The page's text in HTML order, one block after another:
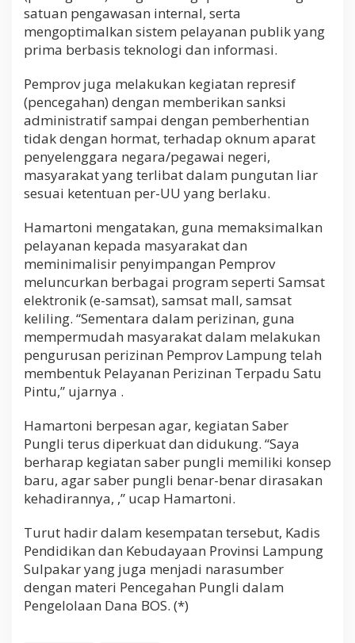
satuan pengawasan internal, serta
mengoptimalkan sistem pelayanan publik yang
prima berbasis teknologi dan informasi.
Pemprov juga melakukan kegiatan represif
(pencegahan) dengan memberikan sanksi
administratif sampai dengan pemberhentian
tidak dengan hormat, terhadap oknum aparat
penyelenggara negara/pegawai negeri,
masyarakat yang terlibat dalam pungutan liar
sesuai ketentuan per-UU yang berlaku.
Hamartoni mengatakan, guna memaksimalkan
pelayanan kepada masyarakat dan
meminimalisir penyimpangan Pemprov
meluncurkan berbagai program seperti Samsat
elektronik (e-samsat), samsat mall, samsat
keliling. “Sementara dalam perizinan, guna
mempermudah masyarakat dalam melakukan
pengurusan perizinan Pemprov Lampung telah
membentuk Pelayanan Perizinan Terpadu Satu
Pintu,” ujarnya .
Hamartoni berpesan agar, kegiatan Saber
Pungli terus diperkuat dan didukung. “Saya
berharap kegiatan saber pungli memiliki konsep
baru, agar saber pungli benar-benar dirasakan
kehadirannya, ,” ucap Hamartoni.
Turut hadir dalam kesempatan tersebut, Kadis
Pendidikan dan Kebudayaan Provinsi Lampung
Sulpakar yang juga menjadi narasumber
dengan materi Pencegahan Pungli dalam
Pengelolaan Dana BOS. (*)